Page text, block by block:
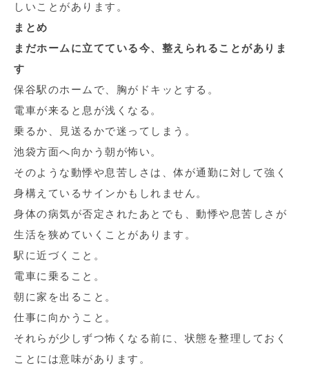
しいことがあります。
まとめ
まだホームに立てている今、整えられることがありま
す
保谷駅のホームで、胸がドキッとする。
電車が来ると息が浅くなる。
乗るか、見送るかで迷ってしまう。
池袋方面へ向かう朝が怖い。
そのような動悸や息苦しさは、体が通勤に対して強く
身構えているサインかもしれません。
身体の病気が否定されたあとでも、動悸や息苦しさが
生活を狭めていくことがあります。
駅に近づくこと。
電車に乗ること。
朝に家を出ること。
仕事に向かうこと。
それらが少しずつ怖くなる前に、状態を整理しておく
ことには意味があります。